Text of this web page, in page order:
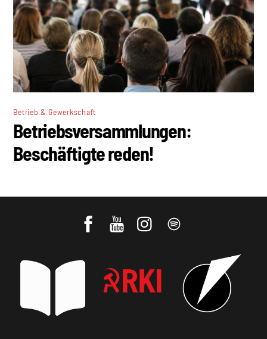
Betrieb & Gewerkschaft
Betriebsversammlungen:
Beschäftigte reden!